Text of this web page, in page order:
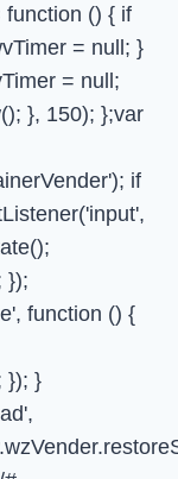
function () { if
= null; }
= null;
}, 150); };var
if
});
function () {
}); }